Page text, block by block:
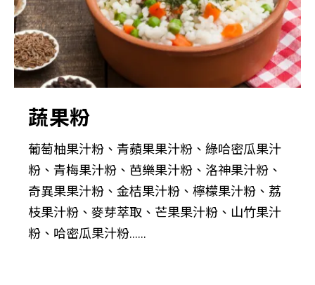
蔬果粉
葡萄柚果汁粉、青蘋果果汁粉、綠哈密瓜果汁
粉、青梅果汁粉、芭樂果汁粉、洛神果汁粉、
奇異果果汁粉、金桔果汁粉、檸檬果汁粉、荔
枝果汁粉、麥芽萃取、芒果果汁粉、山竹果汁
粉、哈密瓜果汁粉......